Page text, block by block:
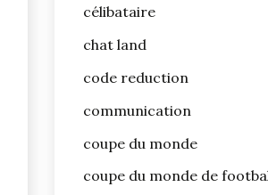
célibataire
chat land
code reduction
communication
coupe du monde
coupe du monde de